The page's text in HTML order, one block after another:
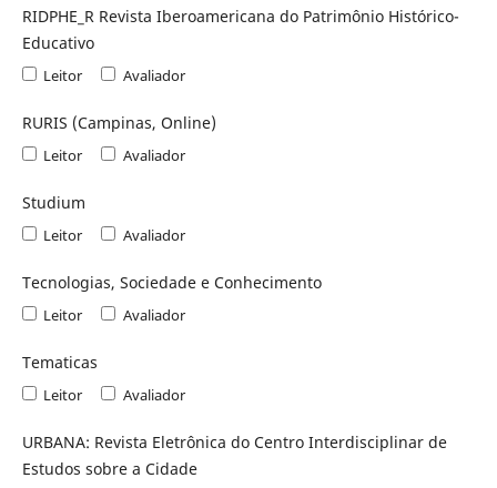
RIDPHE_R Revista Iberoamericana do Patrimônio Histórico-
Educativo
Leitor Avaliador
RURIS (Campinas, Online)
Leitor Avaliador
Studium
Leitor Avaliador
Tecnologias, Sociedade e Conhecimento
Leitor Avaliador
Tematicas
Leitor Avaliador
URBANA: Revista Eletrônica do Centro Interdisciplinar de
Estudos sobre a Cidade